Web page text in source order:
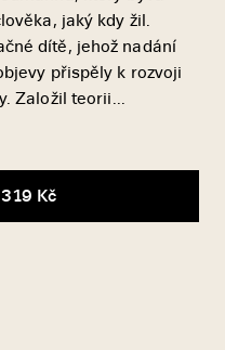
jaký kdy žil.
dítě, jehož nadání
přispěly k rozvoji
Založil teorii...
Kč